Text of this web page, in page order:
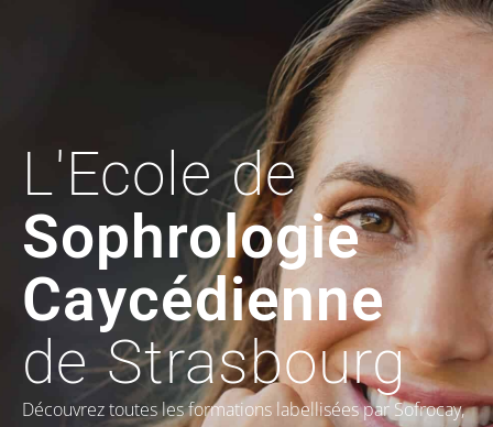
L'Ecole de
Sophrologie
Caycédienne
de Strasbourg
Découvrez toutes les formations labellisées par Sofrocay,